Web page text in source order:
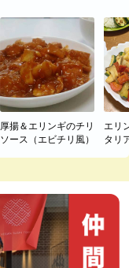
厚揚＆エリンギのチリ
ソース（エビチリ風）
エリ
タリ